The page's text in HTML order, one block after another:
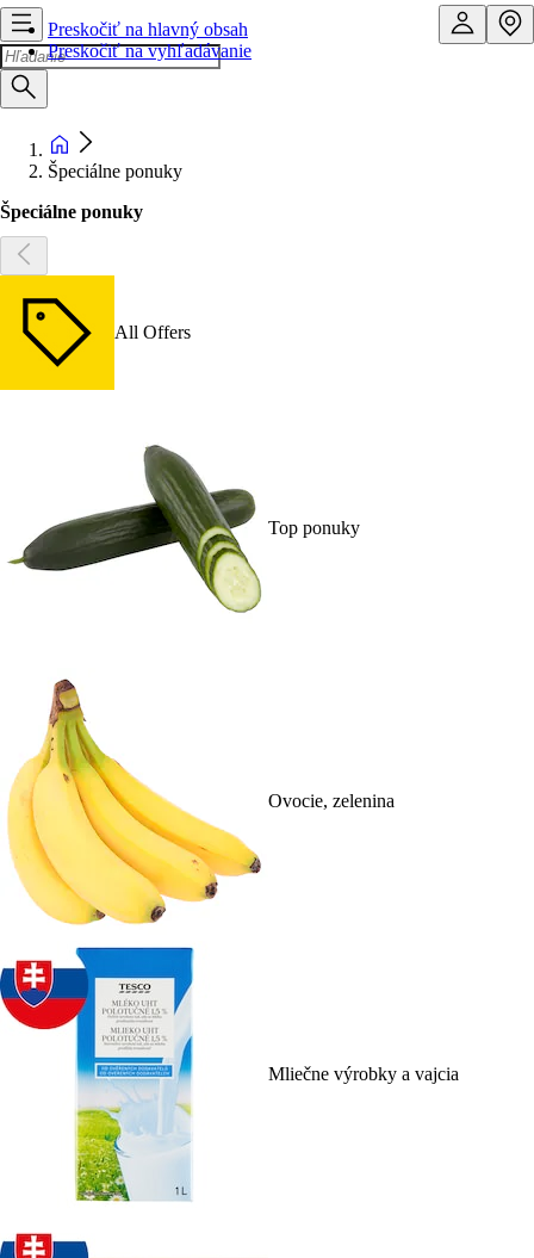
Preskočiť na hlavný obsah
Preskočiť na vyhľadávanie
Špeciálne ponuky
Špeciálne ponuky
All Offers
Top ponuky
Ovocie, zelenina
Mliečne výrobky a vajcia